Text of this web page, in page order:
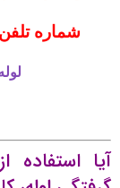
شماره
آیا